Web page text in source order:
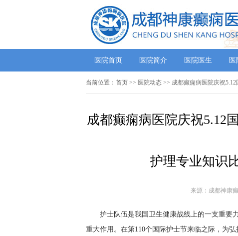
医院首页 医院简介 医院医生
当前位置： 首页 >> 医院动态 >> 成都癫痫病医院庆祝
成都癫痫病医院庆祝5.12
护理专业知识
来源：成都神康
护士队伍是我国卫生健康战线上的一支重要
重大作用。在第110个国际护士节来临之际，为